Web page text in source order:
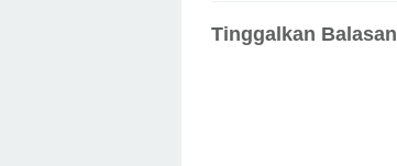
Tinggalkan Balasan